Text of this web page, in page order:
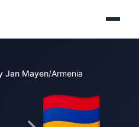
Jan Mayen/Armenia